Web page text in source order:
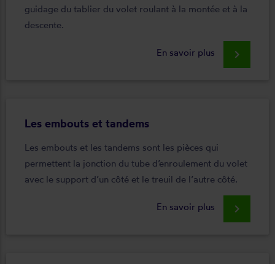
guidage du tablier du volet roulant à la montée et à la
descente.
En savoir plus keyboard_arrow_right
Les embouts et tandems
Les embouts et les tandems sont les pièces qui
permettent la jonction du tube d’enroulement du volet
avec le support d’un côté et le treuil de l’autre côté.
En savoir plus keyboard_arrow_right